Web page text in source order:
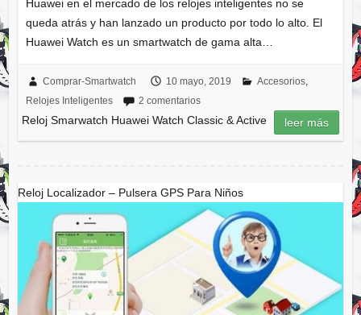
Huawei en el mercado de los relojes inteligentes no se
queda atrás y han lanzado un producto por todo lo alto. El
Huawei Watch es un smartwatch de gama alta…
Comprar-Smartwatch 10 mayo, 2019 Accesorios,
Relojes Inteligentes
2 comentarios
Reloj Smarwatch Huawei Watch Classic & Active leer más
Reloj Localizador – Pulsera GPS Para Niños